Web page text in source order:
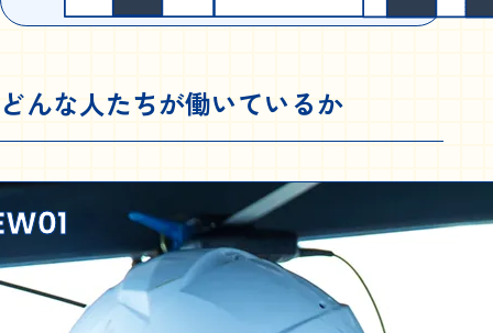
どんな人たちが働いているか